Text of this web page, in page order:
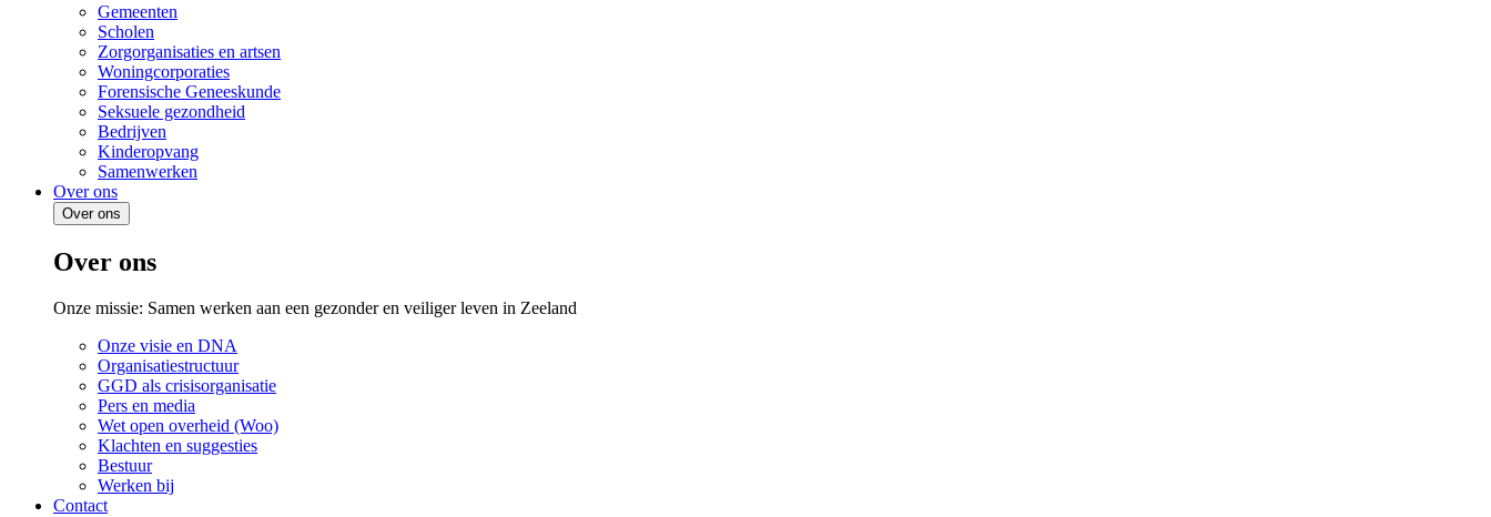
Gemeenten
Scholen
Zorgorganisaties en artsen
Woningcorporaties
Forensische Geneeskunde
Seksuele gezondheid
Bedrijven
Kinderopvang
Samenwerken
Over ons
Over ons
Over ons
Onze missie: Samen werken aan een gezonder en veiliger leven in Zeeland
Onze visie en DNA
Organisatiestructuur
GGD als crisisorganisatie
Pers en media
Wet open overheid (Woo)
Klachten en suggesties
Bestuur
Werken bij
Contact